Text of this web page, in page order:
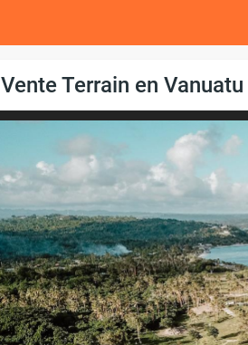
Vente Terrain en Vanuatu